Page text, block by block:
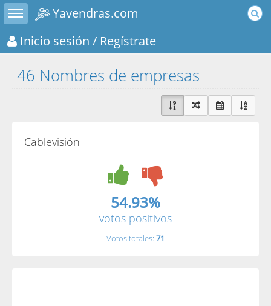
Toggle sidebar
Yavendras.com
Inicio sesión / Regístrate
46 Nombres de empresas
Cablevisión
54.93%
votos positivos
Votos totales: 71